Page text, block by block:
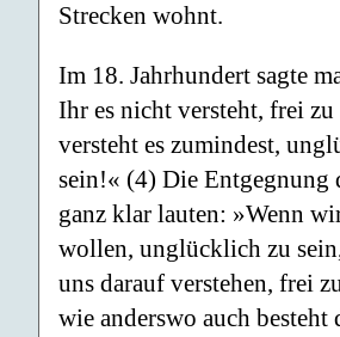
Strecken wohnt.
Im 18. Jahrhundert sagte
Ihr es nicht versteht, frei zu
versteht es zumindest,
sein!« (4) Die Entgegnung
ganz klar lauten: »Wenn
wollen, unglücklich zu
uns darauf verstehen, frei
wie anderswo auch